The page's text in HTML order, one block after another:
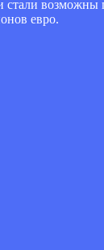
евро.